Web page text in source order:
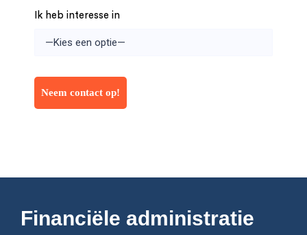
Ik heb interesse in
Financiële administratie